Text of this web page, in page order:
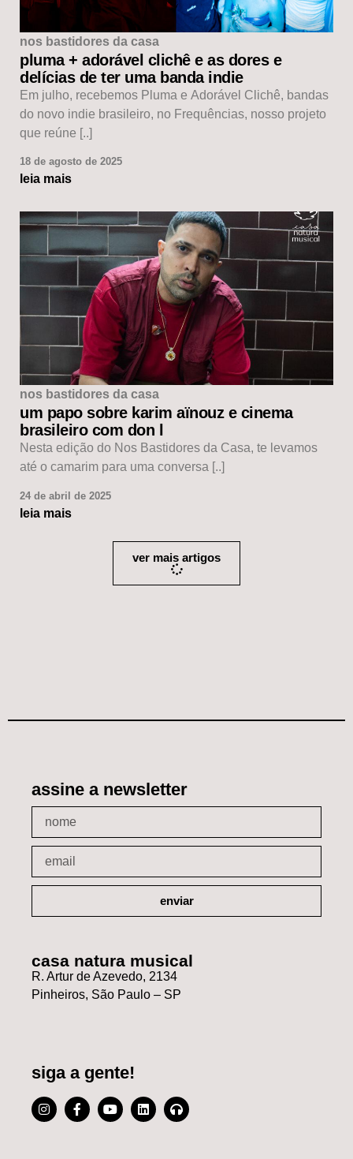
nos bastidores da casa
pluma + adorável clichê e as dores e
delícias de ter uma banda indie
Em julho, recebemos Pluma e Adorável Clichê, bandas
do novo indie brasileiro, no Frequências, nosso projeto
que reúne [..]
18 de agosto de 2025
leia mais
nos bastidores da casa
um papo sobre karim aïnouz e cinema
brasileiro com don l
Nesta edição do Nos Bastidores da Casa, te levamos
até o camarim para uma conversa [..]
24 de abril de 2025
leia mais
ver mais artigos
assine a newsletter
enviar
casa natura musical
R. Artur de Azevedo, 2134
Pinheiros, São Paulo – SP
siga a gente!